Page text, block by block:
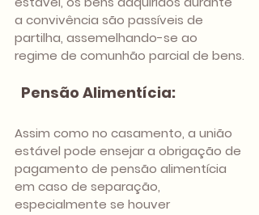
a convivência são passíveis de
partilha, assemelhando-se ao
regime de comunhão parcial de bens.
Pensão Alimentícia:
Assim como no casamento, a união
estável pode ensejar a obrigação de
pagamento de pensão alimentícia
em caso de separação,
especialmente se houver